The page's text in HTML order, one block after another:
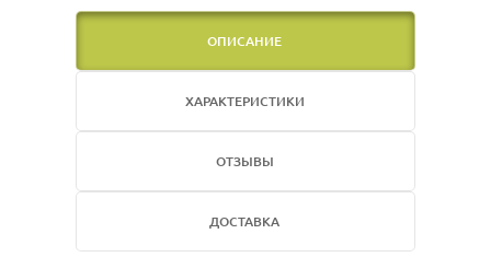
ОПИСАНИЕ
ХАРАКТЕРИСТИКИ
ОТЗЫВЫ
ДОСТАВКА